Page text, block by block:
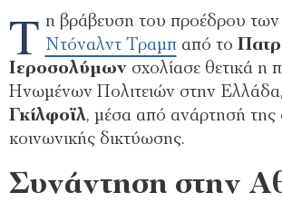
Τ η βράβευση του προέδρου
Ντόναλντ Τραμπαπό το
Ιεροσολύμων σχολίασε θετικά η
Ηνωμένων Πολιτειών στην Ελλάδα,
Γκίλφοϊλ, μέσα από ανάρτησή της
κοινωνικής δικτύωσης.
Συνάντηση στην